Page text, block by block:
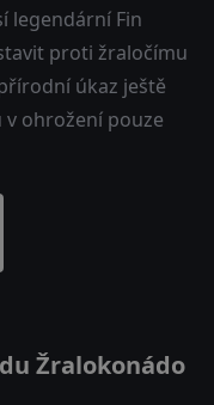
legendární Fin
proti žraločímu
úkaz ještě
ohrožení pouze
Žralokonádo